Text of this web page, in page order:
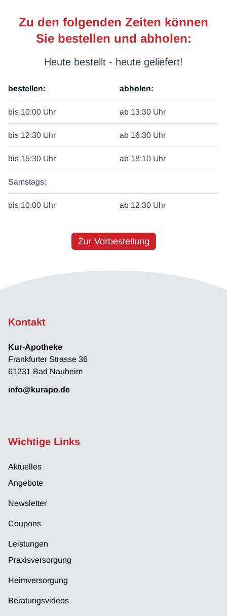
Zu den folgenden Zeiten können
Sie bestellen und abholen:
Heu­te be­stellt - heu­te ge­lie­fert!
bestellen: abholen:
bis 10:00 Uhr ab 13:30 Uhr
bis 12:30 Uhr ab 16:30 Uhr
bis 15:30 Uhr ab 18:10 Uhr
Samstags:
bis 10:00 Uhr ab 12:30 Uhr
Zur Vorbestellung
Kontakt
Kur-Apotheke
Frankfurter Strasse 36
61231 Bad Nauheim
info@kurapo.de
Wichtige Links
Aktuelles
Angebote
Newsletter
Coupons
Leistungen
Praxisversorgung
Heimversorgung
Beratungsvideos